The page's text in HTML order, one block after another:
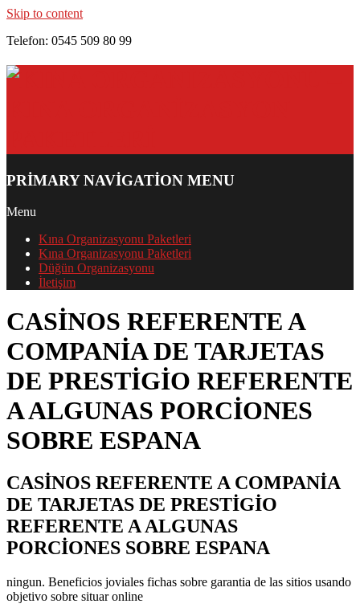
Skip to content
Telefon: 0545 509 80 99
PRIMARY NAVIGATION MENU
Menu
Kına Organizasyonu Paketleri
Kına Organizasyonu Paketleri
Düğün Organizasyonu
İletişim
CASINOS REFERENTE A
COMPANIA DE TARJETAS
DE PRESTIGIO REFERENTE
A ALGUNAS PORCIONES
SOBRE ESPANA
CASINOS REFERENTE A COMPANIA
DE TARJETAS DE PRESTIGIO
REFERENTE A ALGUNAS
PORCIONES SOBRE ESPANA
ningun. Beneficios joviales fichas sobre garantia de las sitios usando
objetivo sobre situar online